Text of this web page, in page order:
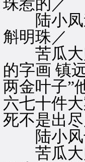
珠惹的／
陆小凤道
斛明珠／
苦瓜大师
的字画 镇
两金叶子”
六七十件
死不是出
陆小风也
苦瓜大师